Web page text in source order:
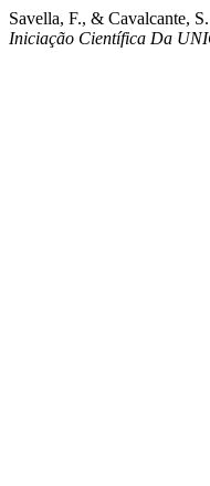
Savella, F., & Cavalcante,
Iniciação Científica Da